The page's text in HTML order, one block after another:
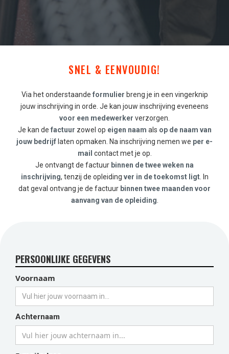
SNEL & EENVOUDIG!
Via het onderstaande formulier breng je in een vingerknip
jouw inschrijving in orde. Je kan jouw inschrijving eveneens
voor een medewerker verzorgen.
Je kan de factuur zowel op eigen naam als op de naam van
jouw bedrijf laten opmaken. Na inschrijving nemen we per e-
mail contact met je op.
Je ontvangt de factuur binnen de twee weken na
inschrijving, tenzij de opleiding ver in de toekomst ligt. In
dat geval ontvang je de factuur binnen twee maanden voor
aanvang van de opleiding
PERSOONLIJKE GEGEVENS
Voornaam
Achternaam